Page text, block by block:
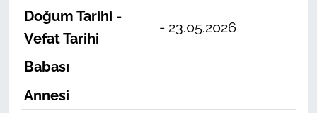
Doğum Tarihi -
Vefat Tarihi
- 23.05.2026
Babası
Annesi